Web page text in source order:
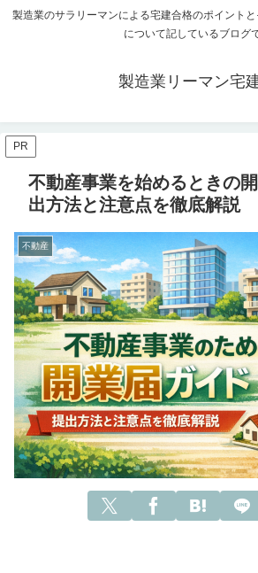
製造業のサラリーマンによる宅建合格のポイント
について記しているブログ
製造業リーマン宅
PR
不動産事業を始めるときの
出方法と注意点を徹底解説
不動産